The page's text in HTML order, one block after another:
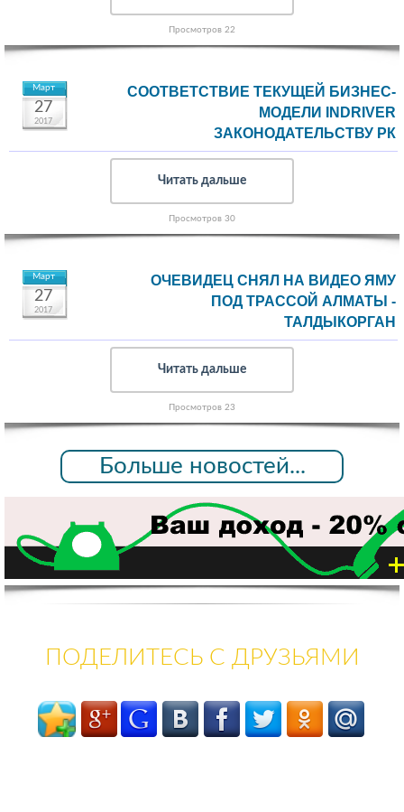
Просмотров 22
Март
27
2017
СООТВЕТСТВИЕ ТЕКУЩЕЙ БИЗНЕС-
МОДЕЛИ INDRIVER
ЗАКОНОДАТЕЛЬСТВУ РК
Читать дальше
Просмотров 30
Март
27
2017
ОЧЕВИДЕЦ СНЯЛ НА ВИДЕО ЯМУ
ПОД ТРАССОЙ АЛМАТЫ -
ТАЛДЫКОРГАН
Читать дальше
Просмотров 23
Больше новостей...
ПОДЕЛИТЕСЬ С ДРУЗЬЯМИ